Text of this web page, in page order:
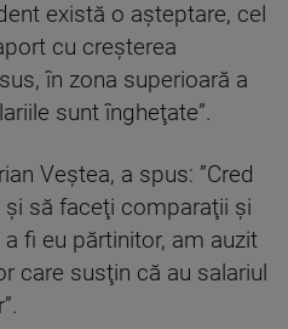
există o aşteptare, cel
cu creşterea
în zona superioară a
sunt îngheţate”.
Veştea, a spus: ”Cred
să faceţi comparaţii şi
a fi eu părtinitor, am auzit
care susţin că au salariul